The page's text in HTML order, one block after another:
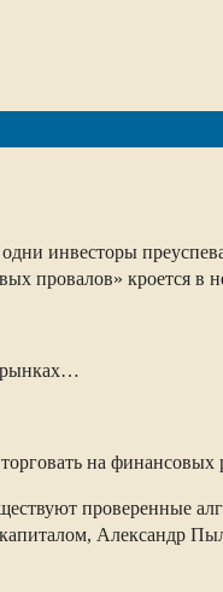
инвесторы
провалов» кроется
рынках…
на финансовых
проверенные
Александр